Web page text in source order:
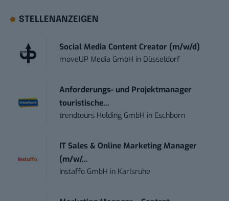
STELLENANZEIGEN
Social Media Content Creator (m/w/d)
moveUP Media GmbH in Düsseldorf
Anforderungs- und Projektmanager
touristische...
trendtours Holding GmbH in Eschborn
IT Sales & Online Marketing Manager
(m/w/...
Instaffo GmbH in Karlsruhe